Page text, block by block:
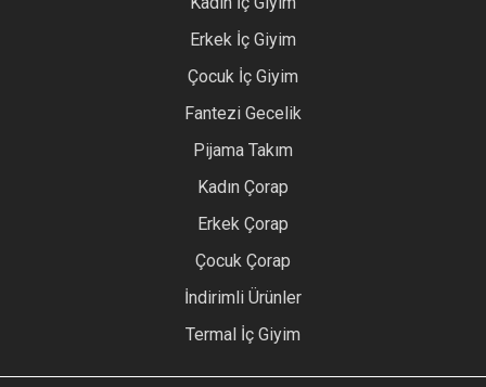
Erkek İç Giyim
Çocuk İç Giyim
Fantezi Gecelik
Pijama Takım
Kadın Çorap
Erkek Çorap
Çocuk Çorap
İndirimli Ürünler
Termal İç Giyim